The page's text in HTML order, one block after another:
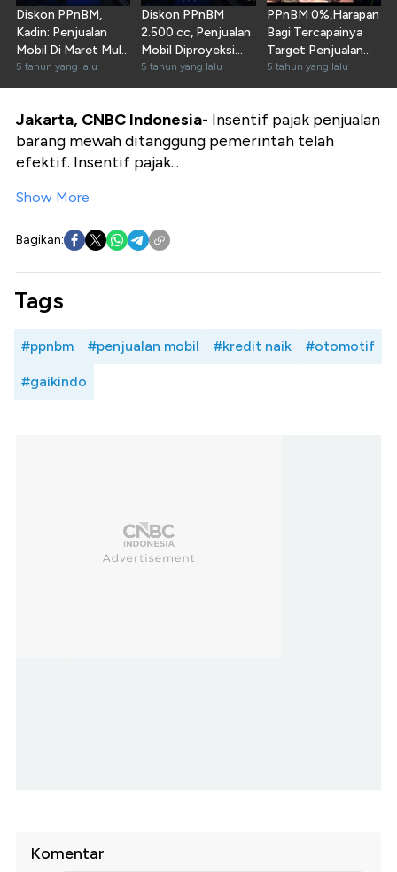
Diskon PPnBM,
Kadin: Penjualan
Mobil Di Maret Mulai
Naik
5 tahun yang lalu
Diskon PPnBM
2.500 cc, Penjualan
Mobil Diproyeksi
Naik 20%
5 tahun yang lalu
PPnBM 0%,Harapan
Bagi Tercapainya
Target Penjualan
Mobil 2021
5 tahun yang lalu
Jakarta, CNBC Indonesia- Insentif pajak penjualan
barang mewah ditanggung pemerintah telah
efektif. Insentif pajak...
Show More
Bagikan:
Tags
#ppnbm #penjualan mobil #kredit naik #otomotif
#gaikindo
Komentar